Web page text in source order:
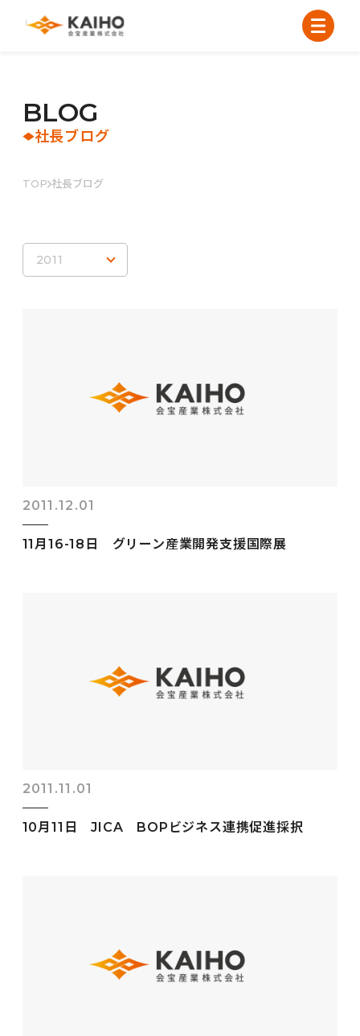
BLOG
社長ブログ
TOP 社長ブログ
2011
2011.12.01
11月16-18日 グリーン産業開発支援国際展
2011.11.01
10月11日 JICA BOPビジネス連携促進採択